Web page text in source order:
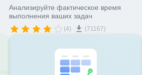
Анализируйте фактическое время
выполнения ваших задач
(4) (71167)